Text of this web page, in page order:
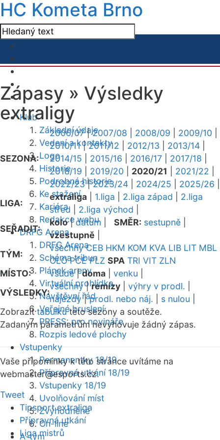
HC Kometa Brno
Klub
Základní údaje
Vedení a kontakty
Logo
Historie
Podrobná historie
Ke stažení
Kariéra
Redakce webu
DRFG Arena
DRFG Arena
Schéma tribun
Plánek areny
Virtuální prohlídka
Návštěvní řád
Veřejné bruslení
PRESS: pro novináře
Rozpis ledové plochy
Vstupenky
Permanentky 18/19
Přípravná utkání 18/19
Vstupenky 18/19
Uvolňování míst
Zvýhodněné
On-line
A-tým
Zápasy » Výsledky
extraligy
SEZONA:
2006/07|2007/08 2008/09 2009/10
2010/11|2011/12 2012/13 2013/14
2014/15
2015/16 2016/17 2017/18
2018/19
2019/20 2020/21 2021/22
2022/23|2023/24 2024/25 2025/26
LIGA:
extraliga 1.liga 2.liga západ
2.liga
střed
2.liga východ
SEŘADIT:
kolo|datum SMĚR: sestupně
vzestupně
TÝM:
všechny CEB HKM KOM KVA LIB LIT MBL
OLO PCE PLZ SPA TRI VIT ZLN
MÍSTO:
všude|doma venku
VÝSLEDKY:
všechny|remízy výhry v prodl.
nájezdy|prodl. nebo náj. s nulou
Zobrazittabulkutéto sezóny a soutěže.
Zadaným parametrům nevyhovuje žádný zápas.
Vaše připomínky k této stránce uvítáme na
webmaster@esports.cz.
Tweet
Tipsport extraliga
Přípravná utkání
Liga mistrů